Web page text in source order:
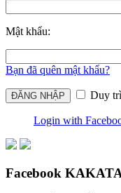
Mật khẩu:
Bạn đã quên mật khẩu?
Duy
Login with
Facebook